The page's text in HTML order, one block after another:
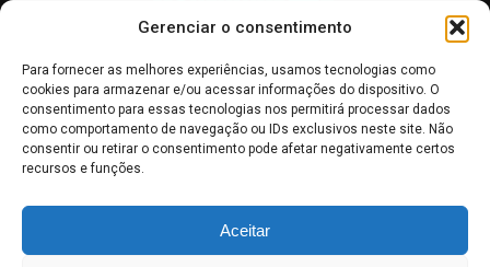
Gerenciar o consentimento
Para fornecer as melhores experiências, usamos tecnologias como
cookies para armazenar e/ou acessar informações do dispositivo. O
consentimento para essas tecnologias nos permitirá processar dados
como comportamento de navegação ou IDs exclusivos neste site. Não
consentir ou retirar o consentimento pode afetar negativamente certos
recursos e funções.
Aceitar
informativo, servindo como boletins de divulgação, e não devem ser
interpretadas como recomendações de investimento.Leia mais